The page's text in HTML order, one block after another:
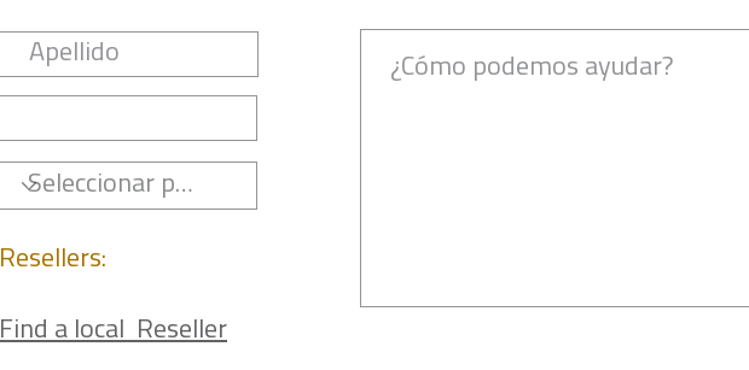
Resellers:
Find a local Reseller